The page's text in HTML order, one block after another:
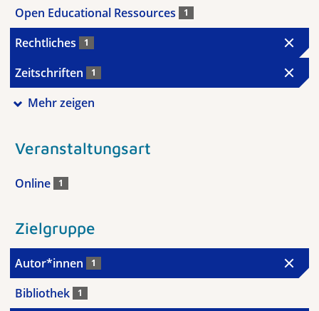
Open Educational Ressources 1
Rechtliches 1
Zeitschriften 1
Mehr zeigen
Veranstaltungsart
Online 1
Zielgruppe
Autor*innen 1
Bibliothek 1